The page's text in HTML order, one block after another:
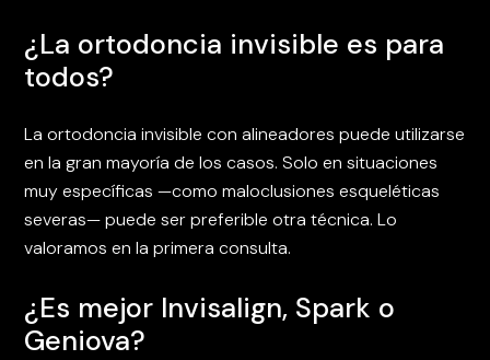
¿La ortodoncia invisible es para
todos?
La ortodoncia invisible con alineadores puede utilizarse
en la gran mayoría de los casos. Solo en situaciones
muy específicas —como maloclusiones esqueléticas
severas— puede ser preferible otra técnica. Lo
valoramos en la primera consulta.
¿Es mejor Invisalign, Spark o
Geniova?